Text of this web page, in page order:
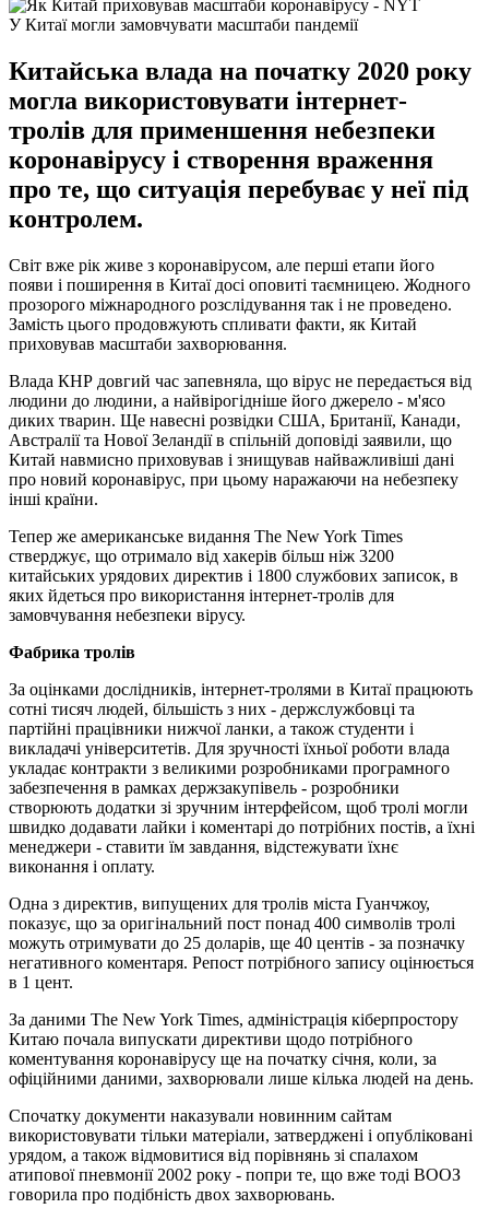
У Китаї могли замовчувати масштаби пандемії
Китайська влада на початку 2020 року
могла використовувати інтернет-
тролів для применшення небезпеки
коронавірусу і створення враження
про те, що ситуація перебуває у неї під
контролем.
Світ вже рік живе з коронавірусом, але перші етапи його
появи і поширення в Китаї досі оповиті таємницею. Жодного
прозорого міжнародного розслідування так і не проведено.
Замість цього продовжують спливати факти, як Китай
приховував масштаби захворювання.
Влада КНР довгий час запевняла, що вірус не передається від
людини до людини, а найвірогідніше його джерело - м'ясо
диких тварин. Ще навесні розвідки США, Британії, Канади,
Австралії та Нової Зеландії в спільній доповіді заявили, що
Китай навмисно приховував і знищував найважливіші дані
про новий коронавірус, при цьому наражаючи на небезпеку
інші країни.
Тепер же американське видання The New York Times
стверджує, що отримало від хакерів більш ніж 3200
китайських урядових директив і 1800 службових записок, в
яких йдеться про використання інтернет-тролів для
замовчування небезпеки вірусу.
Фабрика тролів
За оцінками дослідників, інтернет-тролями в Китаї працюють
сотні тисяч людей, більшість з них - держслужбовці та
партійні працівники нижчої ланки, а також студенти і
викладачі університетів. Для зручності їхньої роботи влада
укладає контракти з великими розробниками програмного
забезпечення в рамках держзакупівель - розробники
створюють додатки зі зручним інтерфейсом, щоб тролі могли
швидко додавати лайки і коментарі до потрібних постів, а їхні
менеджери - ставити їм завдання, відстежувати їхнє
виконання і оплату.
Одна з директив, випущених для тролів міста Гуанчжоу,
показує, що за оригінальний пост понад 400 символів тролі
можуть отримувати до 25 доларів, ще 40 центів - за позначку
негативного коментаря. Репост потрібного запису оцінюється
в 1 цент.
За даними The New York Times, адміністрація кіберпростору
Китаю почала випускати директиви щодо потрібного
коментування коронавірусу ще на початку січня, коли, за
офіційними даними, захворювали лише кілька людей на день.
Спочатку документи наказували новинним сайтам
використовувати тільки матеріали, затверджені і опубліковані
урядом, а також відмовитися від порівнянь зі спалахом
атипової пневмонії 2002 року - попри те, що вже тоді ВООЗ
говорила про подібність двох захворювань.